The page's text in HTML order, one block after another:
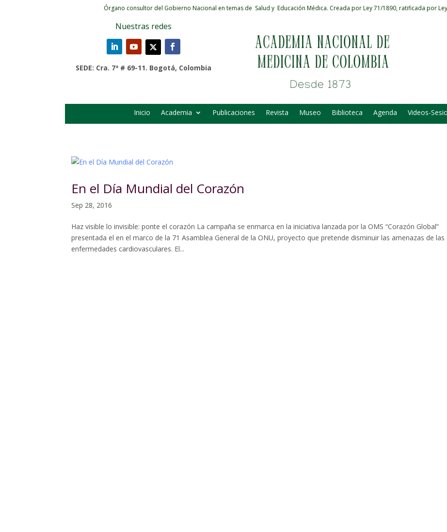
Órgano consultor del Gobierno Nacional en temas de Salud y Educación Médica. Creada por Ley 71/1890, ratificada por
Nuestras redes
SEDE: Cra. 7ª # 69-11. Bogotá, Colombia
Inicio Academia Publicaciones Revista Museo Biblioteca Agenda Videos-
En el Día Mundial del Corazón
Sep 28, 2016
Haz visible lo invisible: ponte el corazón La campaña se enmarca en la iniciativa lanzada por la OMS “Corazón Global”
presentada el en el marco de la 71 Asamblea General de la ONU, proyecto que pretende disminuir las amenazas de las
enfermedades cardiovasculares. El...